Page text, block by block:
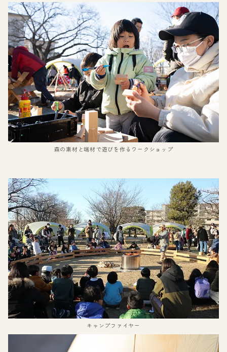
森の素材と端材で遊びを作るワークショップ
キャンプファイヤー